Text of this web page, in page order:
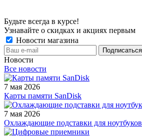
Будьте всегда в курсе!
Узнавайте о скидках и акциях первым
Новости магазина
Новости
Все новости
7 мая 2026
Карты памяти SanDisk
7 мая 2026
Охлаждающие подставки для ноутбуков